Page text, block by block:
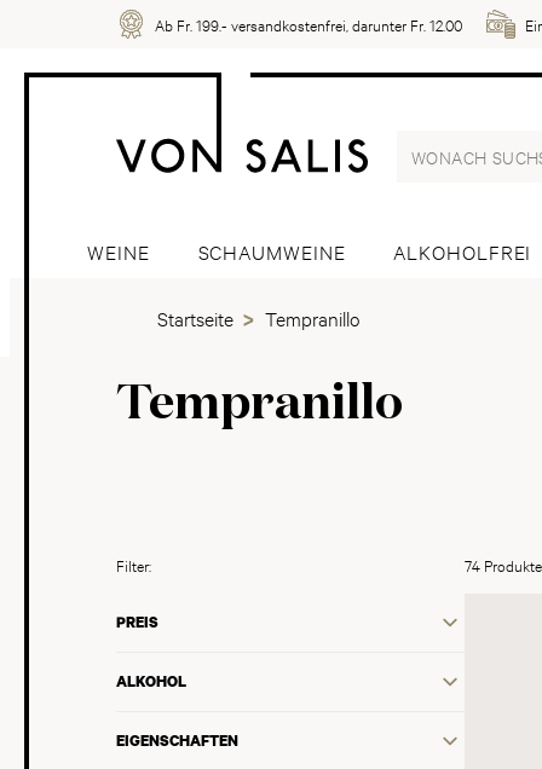
Ab Fr. 199.- versandkostenfrei, darunter Fr. 12.00
WEINE SCHAUMWEINE ALKOHOLFREI
Startseite Tempranillo
Tempranillo
Filter:
PREIS
ALKOHOL
EIGENSCHAFTEN
74 Produkte